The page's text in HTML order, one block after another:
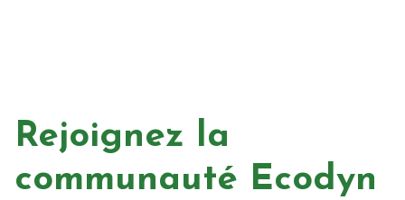
Rejoignez la
communauté Ecodyn